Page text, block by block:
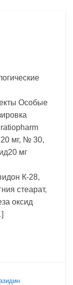
Особые
мг, № 30,
мг
К-28,
стеарат,
оксид